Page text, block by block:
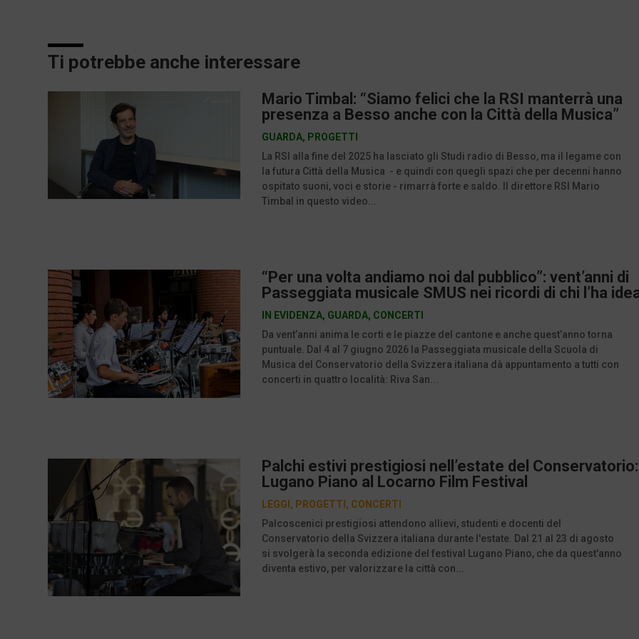
Ti potrebbe anche interessare
Mario Timbal: “Siamo felici che la RSI manterrà una
presenza a Besso anche con la Città della Musica”
GUARDA, PROGETTI
La RSI alla fine del 2025 ha lasciato gli Studi radio di Besso, ma il legame con
la futura Città della Musica - e quindi con quegli spazi che per decenni hanno
ospitato suoni, voci e storie - rimarrà forte e saldo. Il direttore RSI Mario
Timbal in questo video...
“Per una volta andiamo noi dal pubblico”: vent’anni di
Passeggiata musicale SMUS nei ricordi di chi l’ha
IN EVIDENZA, GUARDA, CONCERTI
Da vent’anni anima le corti e le piazze del cantone e anche quest’anno torna
puntuale. Dal 4 al 7 giugno 2026 la Passeggiata musicale della Scuola di
Musica del Conservatorio della Svizzera italiana dà appuntamento a tutti con
concerti in quattro località: Riva San...
Palchi estivi prestigiosi nell’estate del
Lugano Piano al Locarno Film Festival
LEGGI, PROGETTI, CONCERTI
Palcoscenici prestigiosi attendono allievi, studenti e docenti del
Conservatorio della Svizzera italiana durante l'estate. Dal 21 al 23 di agosto
si svolgerà la seconda edizione del festival Lugano Piano, che da quest'anno
diventa estivo, per valorizzare la città con...